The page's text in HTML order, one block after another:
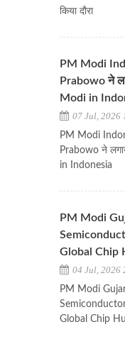
किया दौरा
PM Modi
Prabowo ने
Modi in
07 Jul, 2026
PM Modi
Prabowo ने
in Indonesia
PM Modi
Global Chip
04 Jul, 2026
PM Modi
Global Chip